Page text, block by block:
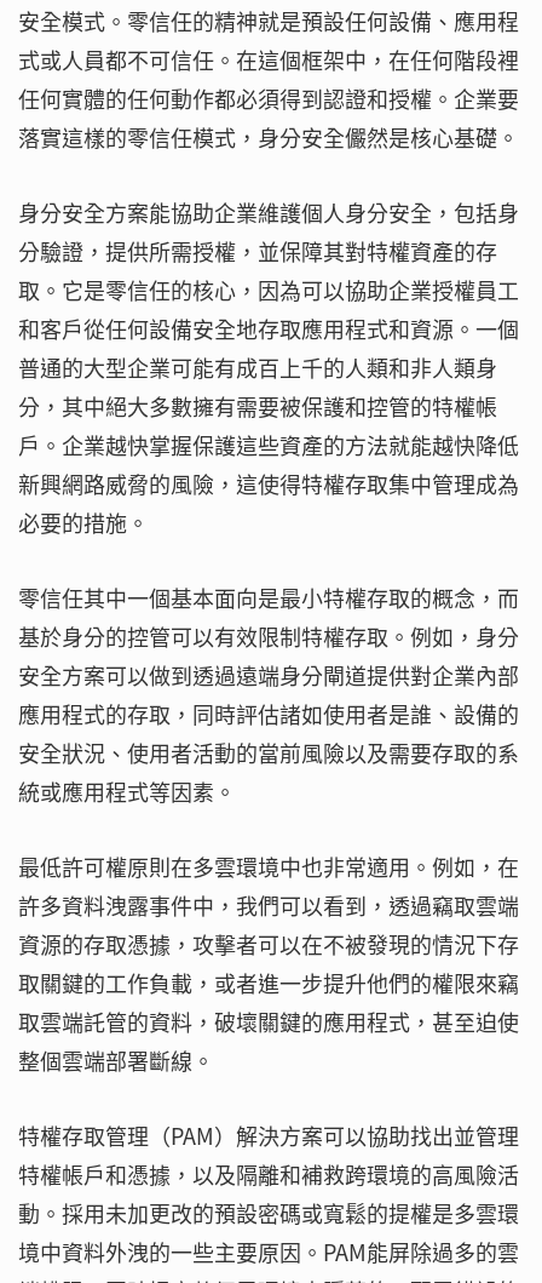
安全模式。零信任的精神就是預設任何設備、應用程
式或人員都不可信任。在這個框架中，在任何階段裡
任何實體的任何動作都必須得到認證和授權。企業要
落實這樣的零信任模式，身分安全儼然是核心基礎。
身分安全方案能協助企業維護個人身分安全，包括身
分驗證，提供所需授權，並保障其對特權資產的存
取。它是零信任的核心，因為可以協助企業授權員工
和客戶從任何設備安全地存取應用程式和資源。一個
普通的大型企業可能有成百上千的人類和非人類身
分，其中絕大多數擁有需要被保護和控管的特權帳
戶。企業越快掌握保護這些資產的方法就能越快降低
新興網路威脅的風險，這使得特權存取集中管理成為
必要的措施。
零信任其中一個基本面向是最小特權存取的概念，而
基於身分的控管可以有效限制特權存取。例如，身分
安全方案可以做到透過遠端身分閘道提供對企業內部
應用程式的存取，同時評估諸如使用者是誰、設備的
安全狀況、使用者活動的當前風險以及需要存取的系
統或應用程式等因素。
最低許可權原則在多雲環境中也非常適用。例如，在
許多資料洩露事件中，我們可以看到，透過竊取雲端
資源的存取憑據，攻擊者可以在不被發現的情況下存
取關鍵的工作負載，或者進一步提升他們的權限來竊
取雲端託管的資料，破壞關鍵的應用程式，甚至迫使
整個雲端部署斷線。
特權存取管理（PAM）解決方案可以協助找出並管理
特權帳戶和憑據，以及隔離和補救跨環境的高風險活
動。採用未加更改的預設密碼或寬鬆的提權是多雲環
境中資料外洩的一些主要原因。PAM能屏除過多的雲